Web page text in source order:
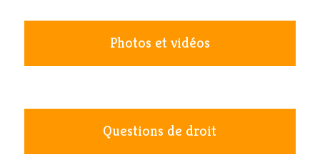
Photos et vidéos
Questions de droit